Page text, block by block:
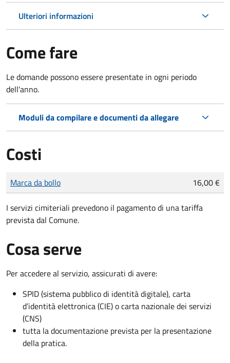
Ulteriori informazioni
Come fare
Le domande possono essere presentate in ogni periodo
dell'anno.
Moduli da compilare e documenti da allegare
Costi
Tipo di pagamento
Importo
Marca da bollo 16,00 €
I servizi cimiteriali prevedono il pagamento di una tariffa
prevista dal Comune.
Cosa serve
Per accedere al servizio, assicurati di avere:
SPID (sistema pubblico di identità digitale), carta
d’identità elettronica (CIE) o carta nazionale dei servizi
(CNS)
tutta la documentazione prevista per la presentazione
della pratica.